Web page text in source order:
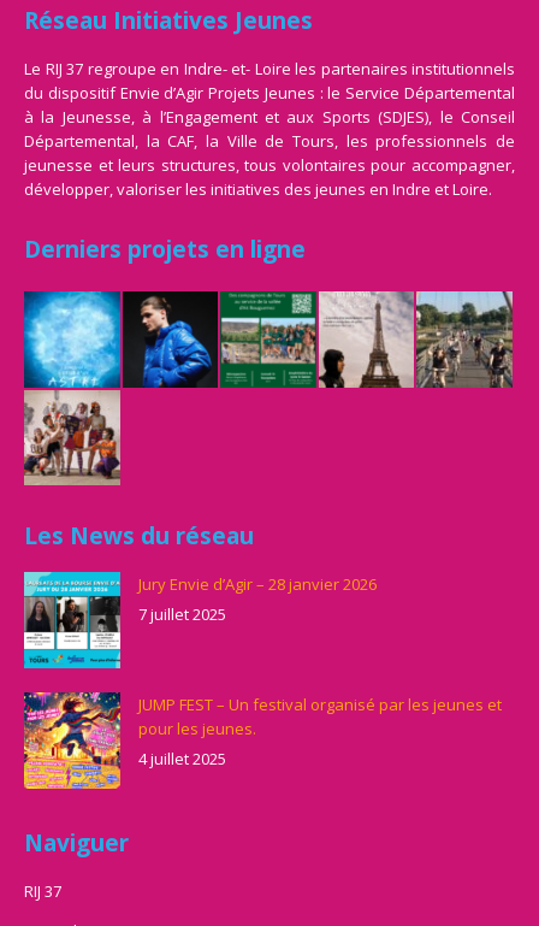
Réseau Initiatives Jeunes
Le RIJ 37 regroupe en Indre- et- Loire les partenaires institutionnels
du dispositif Envie d’Agir Projets Jeunes : le Service Départemental
à la Jeunesse, à l’Engagement et aux Sports (SDJES), le Conseil
Départemental, la CAF, la Ville de Tours, les professionnels de
jeunesse et leurs structures, tous volontaires pour accompagner,
développer, valoriser les initiatives des jeunes en Indre et Loire.
Derniers projets en ligne
Les News du réseau
Jury Envie d’Agir – 28 janvier 2026
7 juillet 2025
JUMP FEST – Un festival organisé par les jeunes et
pour les jeunes.
4 juillet 2025
Naviguer
RIJ 37